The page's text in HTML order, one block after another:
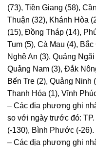
(73), Tiền Giang (58),
Thuận (32), Khánh Hòa
(15), Đồng Tháp (14),
Tum (5), Cà Mau (4),
Nghệ An (3), Quảng
Quảng Nam (3), Đắk
Bến Tre (2), Quảng
Thanh Hóa (1), Vĩnh
– Các địa phương ghi
so với ngày trước đó:
(-130), Bình Phước (-26).
– Các địa phương ghi